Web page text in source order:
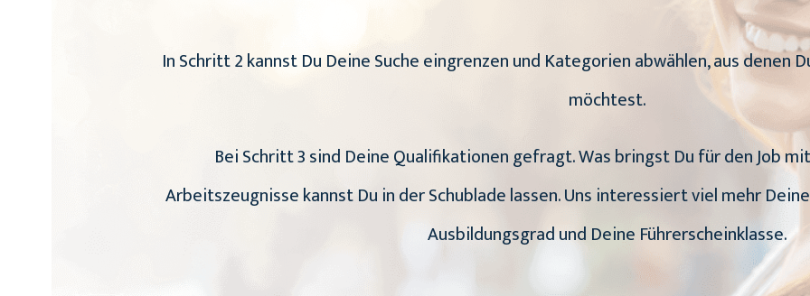
In Schritt 2 kannst Du Deine Suche eingrenzen und Kategorien abwählen, aus denen
möchtest.
Bei Schritt 3 sind Deine Qualifikationen gefragt. Was bringst Du für den Job
Arbeitszeugnisse kannst Du in der Schublade lassen. Uns interessiert viel mehr
Ausbildungsgrad und Deine Führerscheinklasse.